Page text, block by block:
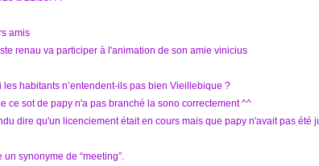
amis
renau va participer à l'animation de son amie vinicius
les habitants n’entendent-ils pas bien Vieillebique ?
ce sot de papy n'a pas branché la sono correctement ^^
dire qu'un licenciement était en cours mais que papy n'avait pas été
un synonyme de “meeting”.